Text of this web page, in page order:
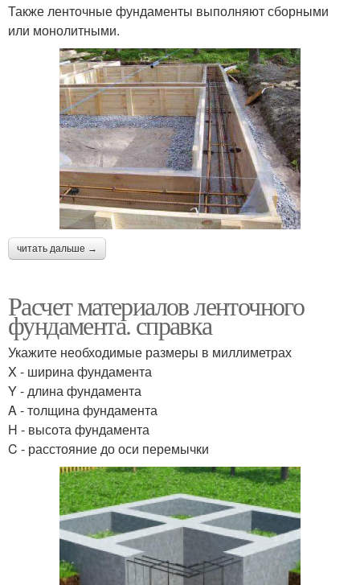
Также ленточные фундаменты выполняют сборными
или монолитными.
читать дальше →
Расчет материалов ленточного
фундамента. справка
Укажите необходимые размеры в миллиметрах
X - ширина фундамента
Y - длина фундамента
A - толщина фундамента
H - высота фундамента
C - расстояние до оси перемычки